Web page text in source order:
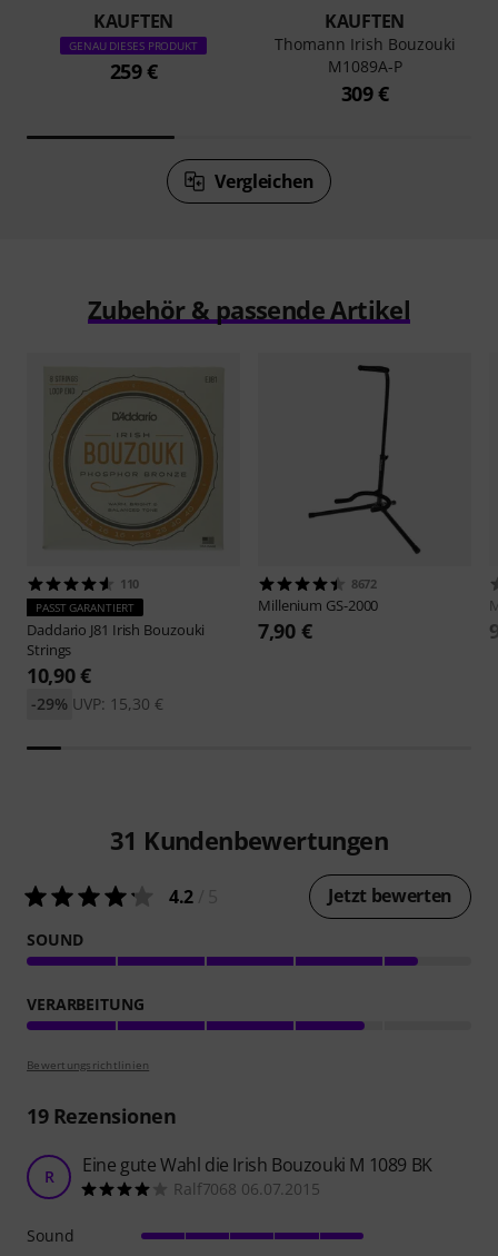
KAUFTEN
GENAU DIESES PRODUKT
259 €
KAUFTEN
Thomann Irish Bouzouki
M1089A-P
309 €
Vergleichen
Zubehör & passende Artikel
110
PASST GARANTIERT
Daddario J81 Irish Bouzouki
Strings
10,90 €
UVP: 15,30 €
-29%
8672
Millenium GS-2000
7,90 €
31 Kundenbewertungen
4.2 Jetzt bewerten
SOUND
VERARBEITUNG
Bewertungsrichtlinien
19Rezensionen
R Eine gute Wahl die Irish Bouzouki M 1089 BK
Ralf7068 06.07.2015
Sound